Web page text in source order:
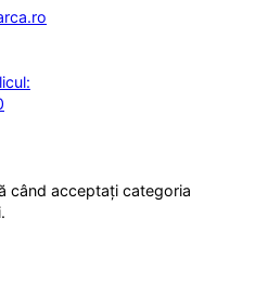
când acceptați categoria